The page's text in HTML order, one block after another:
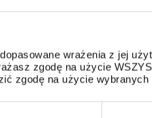
wrażenia z jej
zgodę na użycie
zgodę na użycie wybranych